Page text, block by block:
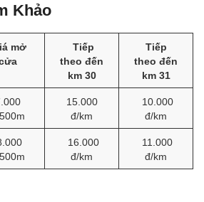
Khảo
mở
Tiếp
theo đến
km 30
Tiếp
theo đến
km 31
15.000
đ/km
10.000
đ/km
16.000
đ/km
11.000
đ/km